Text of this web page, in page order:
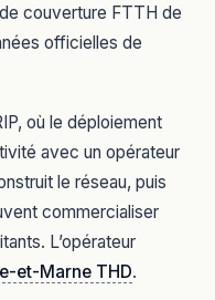
couverture FTTH de
officielles de
où le déploiement
avec un opérateur
le réseau, puis
commercialiser
L’opérateur
et-Marne THD.